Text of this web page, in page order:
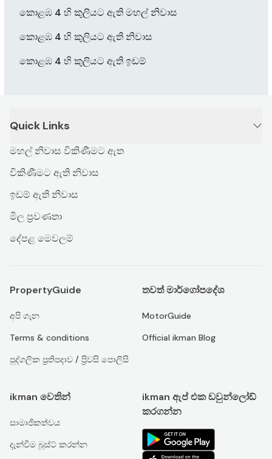
කොළඹ 4 හි කුලියට ඇති මහල් නිවාස
කොළඹ 4 හි කුලියට ඇති නිවාස
කොළඹ 4 හි කුලියට ඇති ඉඩම්
Quick Links
මහල් නිවාස විකිණීමට ඇත
විකිණීමට ඇති නිවාස
ඉඩම් ඇති නිවාස
මිල ප්‍රවණතා
දේපළ මෙවලම්
PropertyGuide
අපි ගැන
Terms & conditions
පුද්ගලික ප්‍රතිපදාව / ප්‍රිවසි පොලිසි
තවත් මාර්ගෝපදේශ
MotorGuide
Official ikman Blog
ikman වෙතින්
සාමාජිකත්වය
දැන්වීම බූස්ට් කරන්න
ikman ඇප් එක ඩවුන්ලෝඩ්
කරගන්න